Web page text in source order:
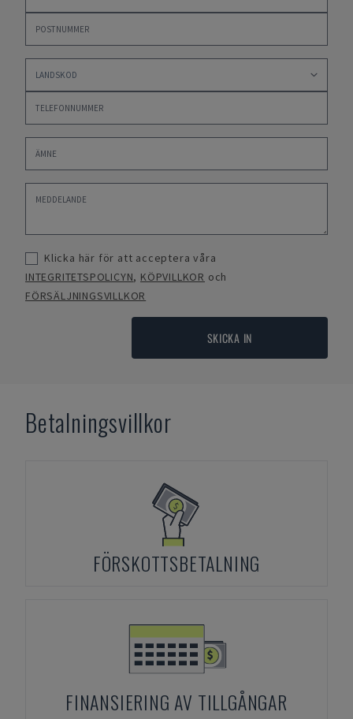
Klicka här för att acceptera våra
INTEGRITETSPOLICYN, KÖPVILLKOR och
FÖRSÄLJNINGSVILLKOR
SKICKA IN
Betalningsvillkor
FÖRSKOTTSBETALNING
FINANSIERING AV TILLGÅNGAR